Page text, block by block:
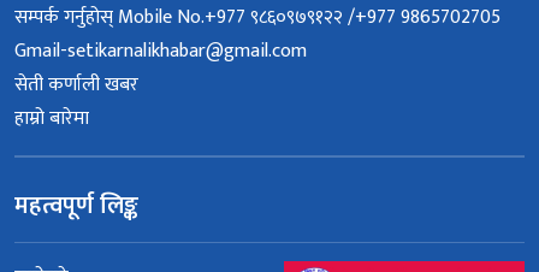
सम्पर्क गर्नुहोस् Mobile No.+977 ९८६०९७९१२२ /+977 9865702705
Gmail-setikarnalikhabar@gmail.com
सेती कर्णाली खबर
हाम्रो बारेमा
महत्वपूर्ण लिङ्क